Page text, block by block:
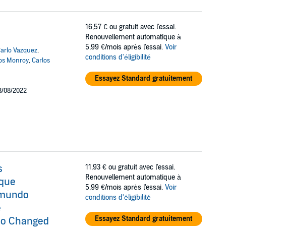
Vazquez,
Monroy,Carlos
08/2022
16,57 € ou gratuit avec l'essai.
Renouvellement automatique à
5,99 €/mois après l'essai. Voir
conditions d'éligibilité
Essayez Standard gratuitement
Changed
11,93 € ou gratuit avec l'essai.
Renouvellement automatique à
5,99 €/mois après l'essai. Voir
conditions d'éligibilité
Essayez Standard gratuitement